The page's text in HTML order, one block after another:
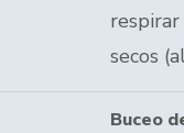
secos
Buceo